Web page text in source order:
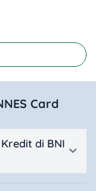
Card
di BNI